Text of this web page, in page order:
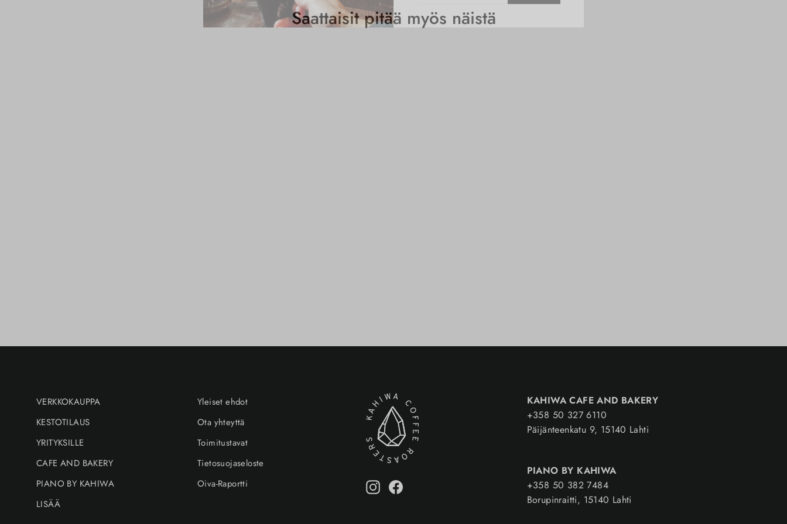
Saattaisit pitää myös näistä
VERKKOKAUPPA
KESTOTILAUS
YRITYKSILLE
CAFE AND BAKERY
PIANO BY KAHIWA
LISÄÄ
Yleiset ehdot
Ota yhteyttä
Toimitustavat
Tietosuojaseloste
Oiva-Raportti
InstagramFacebook
KAHIWA CAFE AND BAKERY
+358 50 327 6110
Päijänteenkatu 9, 15140 Lahti
PIANO BY KAHIWA
+358 50 382 7484
Borupinraitti, 15140 Lahti